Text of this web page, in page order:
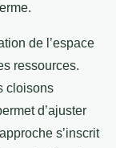
de l’espace
ressources.
cloisons
d’ajuster
s’inscrit